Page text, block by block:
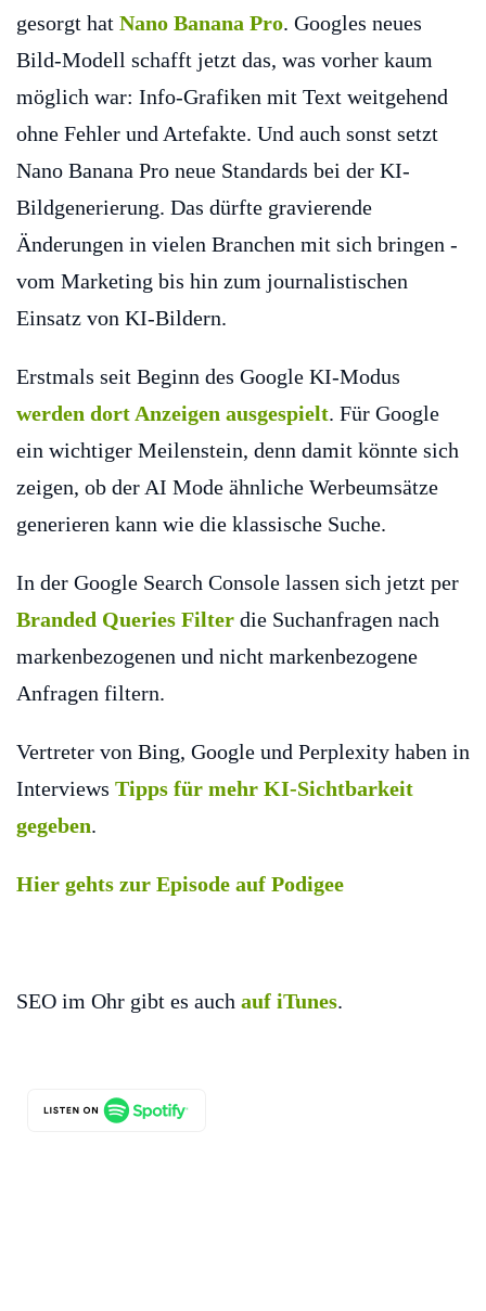
gesorgt hat Nano Banana Pro. Googles neues
Bild-Modell schafft jetzt das, was vorher kaum
möglich war: Info-Grafiken mit Text weitgehend
ohne Fehler und Artefakte. Und auch sonst setzt
Nano Banana Pro neue Standards bei der KI-
Bildgenerierung. Das dürfte gravierende
Änderungen in vielen Branchen mit sich bringen -
vom Marketing bis hin zum journalistischen
Einsatz von KI-Bildern.
Erstmals seit Beginn des Google KI-Modus
werden dort Anzeigen ausgespielt. Für Google
ein wichtiger Meilenstein, denn damit könnte sich
zeigen, ob der AI Mode ähnliche Werbeumsätze
generieren kann wie die klassische Suche.
In der Google Search Console lassen sich jetzt per
Branded Queries Filter die Suchanfragen nach
markenbezogenen und nicht markenbezogene
Anfragen filtern.
Vertreter von Bing, Google und Perplexity haben in
Interviews Tipps für mehr KI-Sichtbarkeit
gegeben.
Hier gehts zur Episode auf Podigee
SEO im Ohr gibt es auch auf iTunes.